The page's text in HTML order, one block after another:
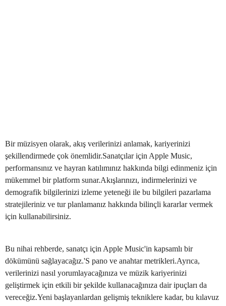
Bir müzisyen olarak, akış verilerinizi anlamak, kariyerinizi
şekillendirmede çok önemlidir.Sanatçılar için Apple Music,
performansınız ve hayran katılımınız hakkında bilgi edinmeniz için
mükemmel bir platform sunar.Akışlarınızı, indirmelerinizi ve
demografik bilgilerinizi izleme yeteneği ile bu bilgileri pazarlama
stratejileriniz ve tur planlamanız hakkında bilinçli kararlar vermek
için kullanabilirsiniz.
Bu nihai rehberde, sanatçı için Apple Music'in kapsamlı bir
dökümünü sağlayacağız.'S pano ve anahtar metrikleri.Ayrıca,
verilerinizi nasıl yorumlayacağınıza ve müzik kariyerinizi
geliştirmek için etkili bir şekilde kullanacağınıza dair ipuçları da
vereceğiz.Yeni başlayanlardan gelişmiş tekniklere kadar, bu kılavuz